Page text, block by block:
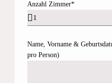
Anzahl Zimmer*
Name, Vorname &
pro Person)